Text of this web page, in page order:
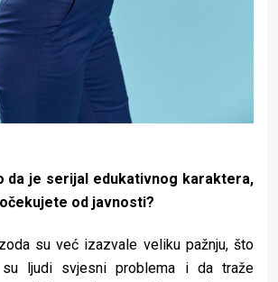
da je serijal edukativnog karaktera,
od javnosti?
su već izazvale veliku pažnju, što
ljudi svjesni problema i da traže